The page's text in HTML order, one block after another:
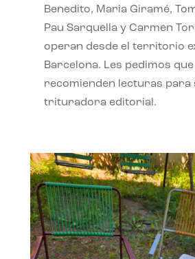
Benedito, Maria Giramé,
Pau Sarquella y Carmen
operan desde el territorio
Barcelona. Les pedimos
recomienden lecturas para
trituradora editorial.